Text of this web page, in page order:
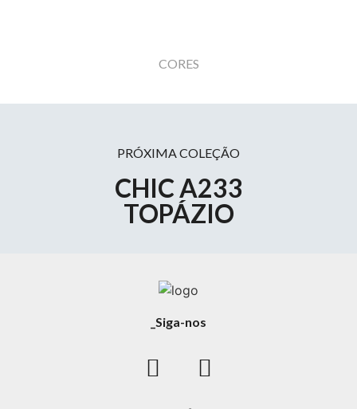
CORES
PRÓXIMA COLEÇÃO
CHIC A233
TOPÁZIO
_Siga-nos